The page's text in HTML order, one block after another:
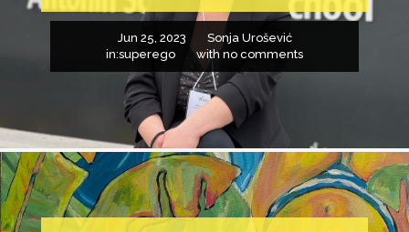
Jun 25, 2023
Sonja Urošević
in:superego with no comments